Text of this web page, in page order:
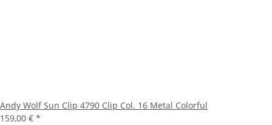
Andy Wolf Sun Clip 4790 Clip Col. 16 Metal Colorful
159,00 € *